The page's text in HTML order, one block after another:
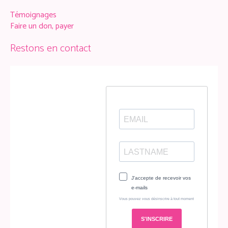
Témoignages
Faire un don, payer
Restons en contact